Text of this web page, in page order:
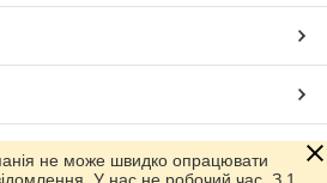
Prom.ua
не може швидко опрацювати